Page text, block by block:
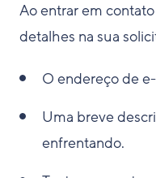
Ao entrar em
detalhes na sua
O endereço de
Uma breve
enfrentando.